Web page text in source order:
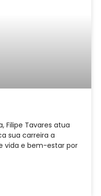
Filipe Tavares atua
sua carreira a
vida e bem-estar por